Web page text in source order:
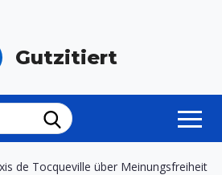
Gutzitiert
de Tocqueville über Meinungsfreiheit